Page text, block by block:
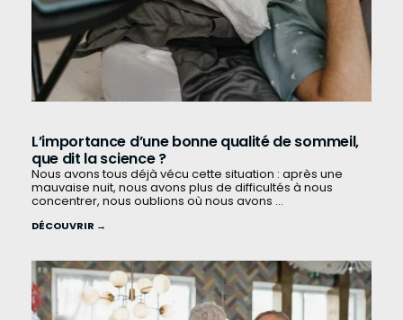
L’importance d’une bonne qualité de sommeil,
que dit la science ?
Nous avons tous déjà vécu cette situation : après une
mauvaise nuit, nous avons plus de difficultés à nous
concentrer, nous oublions où nous avons ...
DÉCOUVRIR →